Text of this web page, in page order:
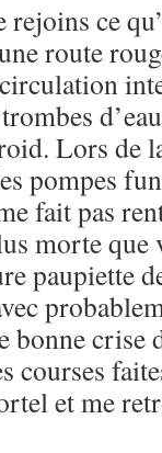
ce
route
Lors de
pompes
fait pas
morte
paupiette
bonne crise
courses
et me